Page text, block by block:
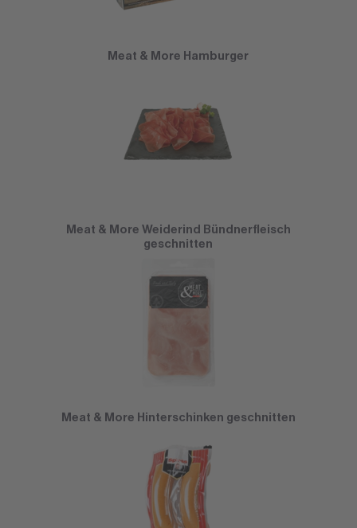
Meat & More Hamburger
Meat & More Weiderind Bündnerfleisch
geschnitten
Meat & More Hinterschinken geschnitten